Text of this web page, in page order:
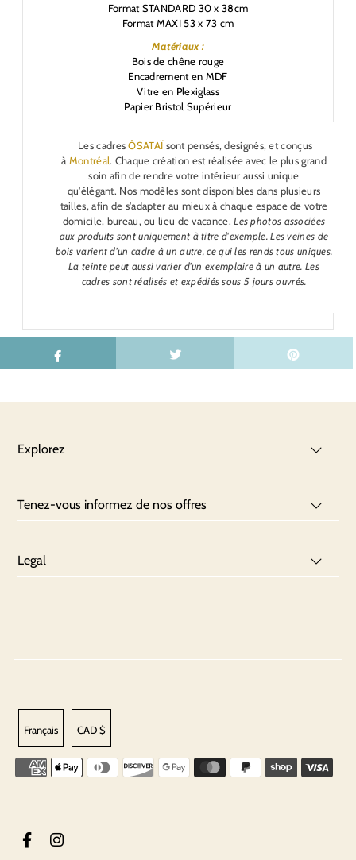
Format STANDARD 30 x 38cm
Format MAXI 53 x 73 cm
Matériaux :
Bois de chêne rouge
Encadrement en MDF
Vitre en Plexiglass
Papier Bristol Supérieur
Les cadresÔSATAÏsont pensés, designés, et conçus
à Montréal. Chaque création est réalisée avec le plus grand
soin afin de rendre votre intérieur aussi unique
qu'élégant. Nos modèles sont disponibles dans plusieurs
tailles, afin de s'adapter au mieux à chaque espace de votre
domicile, bureau, ou lieu de vacance. Les photos associées
aux produits sont uniquement à titre d'exemple. Les veines de
bois varient d'un cadre à un autre, ce qui les rends tous uniques.
La teinte peut aussi varier d'un exemplaire à un autre. Les
cadres sont réalisés et expédiés sous 5 jours ouvrés.
Explorez
Tenez-vous informez de nos offres
Legal
Français CAD $